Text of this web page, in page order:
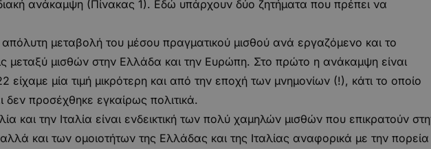
ανάκαμψη (Πίνακας 1). Εδώ υπάρχουν δύο ζητήματα που πρέπει να
μεταβολή του μέσου πραγματικού μισθού ανά εργαζόμενο και το
μεταξύ μισθών στην Ελλάδα και την Ευρώπη. Στο πρώτο η ανάκαμψη είναι
μία τιμή μικρότερη και από την εποχή των μνημονίων (!), κάτι το οποίο
δεν προσέχθηκε εγκαίρως πολιτικά.
και την Ιταλία είναι ενδεικτική των πολύ χαμηλών μισθών που επικρατούν
και των ομοιοτήτων της Ελλάδας και της Ιταλίας αναφορικά με την πορεία